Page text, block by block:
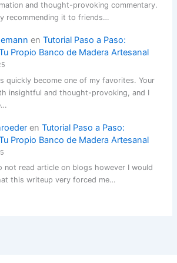
and thought-provoking commentary.
recommending it to friends…
en Tutorial Paso a Paso:
Propio Banco de Madera Artesanal
quickly become one of my favorites. Your
insightful and thought-provoking, and I
en Tutorial Paso a Paso:
Propio Banco de Madera Artesanal
not read article on blogs however I would
this writeup very forced me…